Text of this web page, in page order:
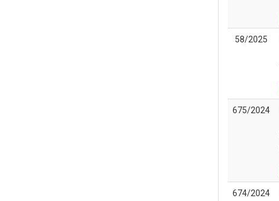
58/2025
675/2024
674/2024